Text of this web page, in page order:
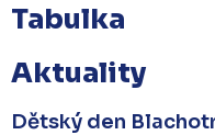
Tabulka
Aktuality
Dětský den